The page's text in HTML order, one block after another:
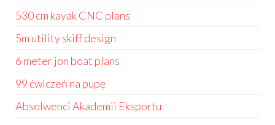
530 cm kayak CNC plans
5m utility skiff design
6 meter jon boat plans
99 ćwiczeń na pupę
Absolwenci Akademii Eksportu